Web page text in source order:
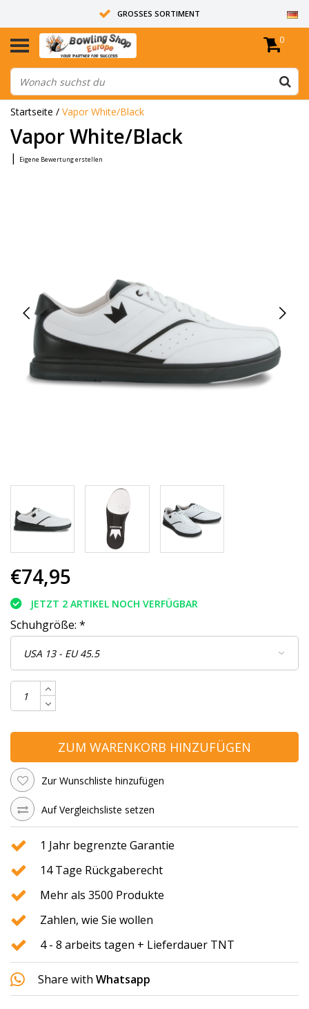
GROSSES SORTIMENT
14 TAGE RÜCKGABERECHT
ALLE BOWLINGKUGELN SIND UNGEBOHRT
0
Startseite / Vapor White/Black
Vapor White/Black
| Eigene Bewertung erstellen
€74,95
JETZT 2 ARTIKEL NOCH VERFÜGBAR
Schuhgröße: *
ZUM WARENKORB HINZUFÜGEN
Zur Wunschliste hinzufügen
Auf Vergleichsliste setzen
1 Jahr begrenzte Garantie
14 Tage Rückgaberecht
Mehr als 3500 Produkte
Zahlen, wie Sie wollen
4 - 8 arbeits tagen + Lieferdauer TNT
Share with Whatsapp